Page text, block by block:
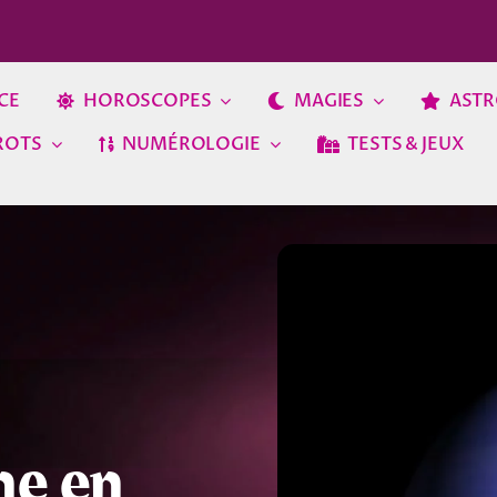
HOROSCOPES MAGIES
NUMÉROLOGIE TESTS & JEUX